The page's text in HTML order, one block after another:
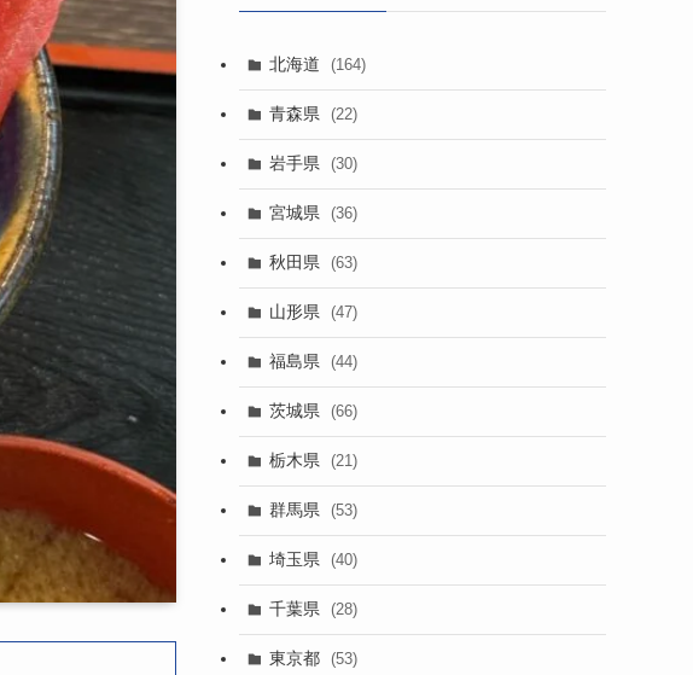
北海道 (164)
青森県 (22)
岩手県 (30)
宮城県 (36)
秋田県 (63)
山形県 (47)
福島県 (44)
茨城県 (66)
栃木県 (21)
群馬県 (53)
埼玉県 (40)
千葉県 (28)
東京都 (53)